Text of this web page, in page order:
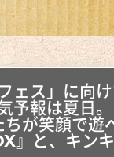
ェス」に向
予報は夏日。
が笑顔で遊
』と、キン